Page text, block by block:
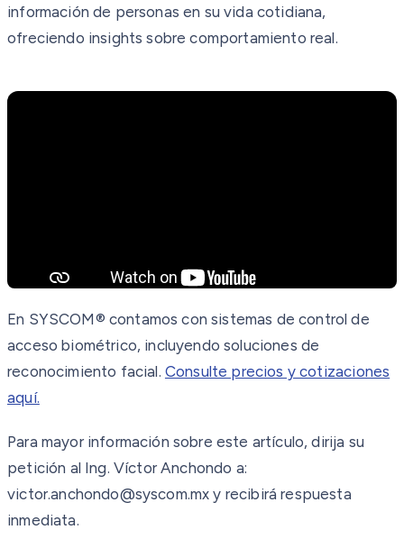
información de personas en su vida cotidiana,
ofreciendo insights sobre comportamiento real.
En SYSCOM® contamos con sistemas de control de
acceso biométrico, incluyendo soluciones de
reconocimiento facial. Consulte precios y cotizaciones
aquí.
Para mayor información sobre este artículo, dirija su
petición al Ing. Víctor Anchondo a:
victor.anchondo@syscom.mx y recibirá respuesta
inmediata.